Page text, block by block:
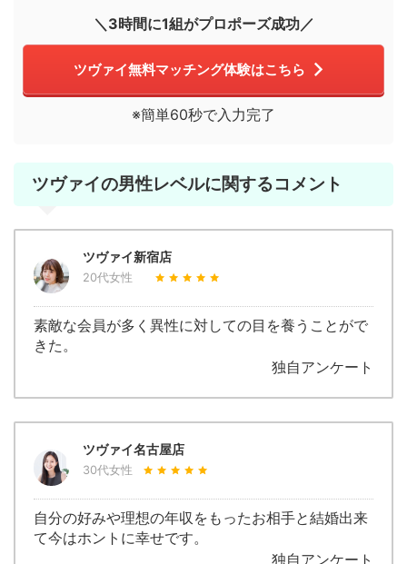
＼3時間に1組がプロポーズ成功／
ツヴァイ無料マッチング体験はこちら
※簡単60秒で入力完了
ツヴァイの男性レベルに関するコメント
ツヴァイ新宿店
20代女性
素敵な会員が多く異性に対しての目を養うことがで
きた。
独自アンケート
ツヴァイ名古屋店
30代女性
自分の好みや理想の年収をもったお相手と結婚出来
て今はホントに幸せです。
独自アンケート